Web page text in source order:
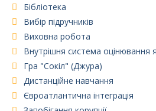
Бібліотека
Вибір підручників
Виховна робота
Внутрішня система оцінювання
Гра "Сокіл" (Джура)
Дистанційне навчання
Євроатлантична інтеграція